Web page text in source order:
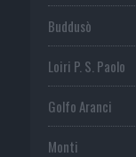
Buddusò
Loiri P. S. Paolo
Golfo Aranci
Monti